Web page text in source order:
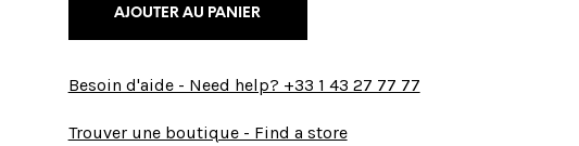
AJOUTER AU PANIER
Besoin d'aide - Need help? +33 1 43 27 77 77
Trouver une boutique - Find a store